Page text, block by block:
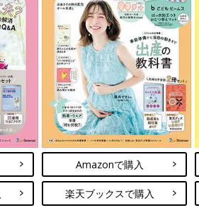
Amazonで購入
楽天ブックスで購入